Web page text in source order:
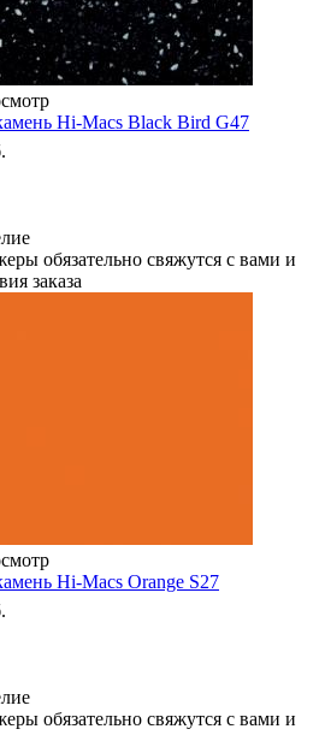
Hi-Macs Black Bird G47
обязательно свяжутся с вами и
заказа
Hi-Macs Orange S27
обязательно свяжутся с вами и